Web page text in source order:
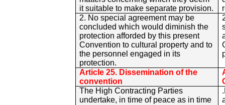
it suitable to make separate provision.
2. No special agreement may be
concluded which would diminish the
protection afforded by this present
Convention to cultural property and to
the personnel engaged in its
protection.
Article 25. Dissemination of the
convention
The High Contracting Parties
undertake, in time of peace as in time